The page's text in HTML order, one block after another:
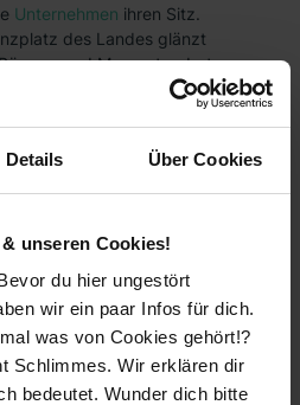
Details Über Cookies
unseren Cookies!
du hier ungestört
wir ein paar Infos für dich.
was von Cookies gehört!?
Schlimmes. Wir erklären dir
bedeutet. Wunder dich bitte
Unternehmen ihren Sitz.
des Landes glänzt
und Messestandort.
falsch verstehen: Dass
Superlative zählt, heißt
woanders dein
nur die Arbeiten, sondern
für einen Trainee
Banken & Finanzen